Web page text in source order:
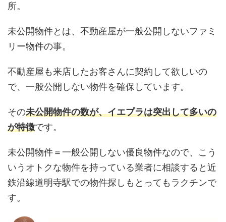
所。
未公開物件とは、不動産屋が一般公開しないファミ
リー物件の事。
不動産屋も来店したお客さんに契約して欲しいの
で、一般公開しない物件を確保しています。
その未公開物件の数が、イエプラは突出して多いの
が特徴です。
未公開物件＝一般公開しない優良物件なので、こう
いうオトクな物件を持っている業者に相談すると近
鉄沿線道明寺駅での物件探しもとってもラクチンで
す。